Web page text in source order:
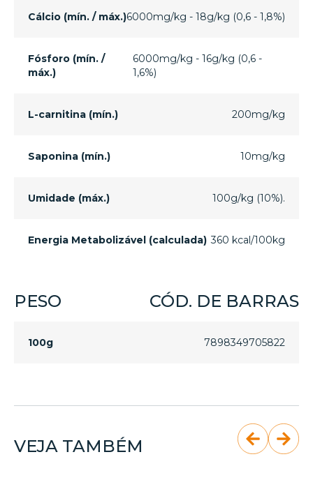
Cálcio (mín. / máx.)6000mg/kg - 18g/kg (0,6 - 1,8%)
Fósforo (mín. /
máx.)
6000mg/kg - 16g/kg (0,6 -
1,6%)
L-carnitina (mín.) 200mg/kg
Saponina (mín.) 10mg/kg
Umidade (máx.) 100g/kg (10%).
Energia Metabolizável (calculada) 360 kcal/100kg
PESO CÓD. DE BARRAS
100g 7898349705822
VEJA TAMBÉM